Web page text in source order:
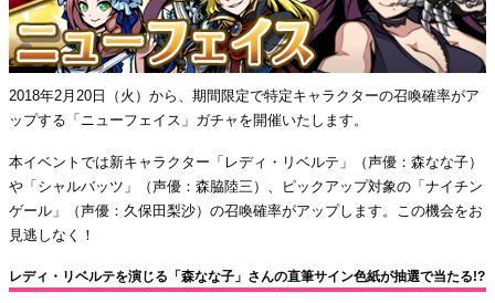
2018年2月20日（火）から、期間限定で特定キャラクターの召喚確率がア
ップする「ニューフェイス」ガチャを開催いたします。
本イベントでは新キャラクター「レディ・リベルテ」（声優：森なな子）
や「シャルバッツ」（声優：森脇陸三）、ピックアップ対象の「ナイチン
ゲール」（声優：久保田梨沙）の召喚確率がアップします。この機会をお
見逃しなく！
レディ・リベルテを演じる「森なな子」さんの直筆サイン色紙が抽選で当たる!?